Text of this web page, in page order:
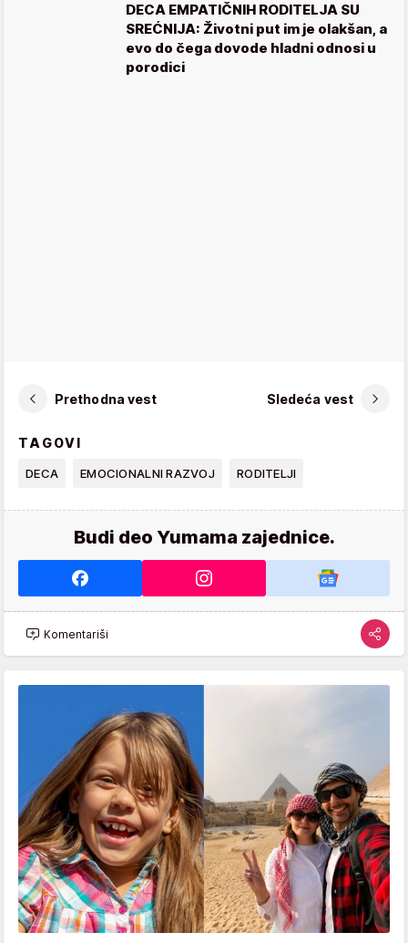
DECA EMPATIČNIH RODITELJA SU
SREĆNIJA: Životni put im je olakšan, a
evo do čega dovode hladni odnosi u
porodici
Prethodna vest Sledeća vest
TAGOVI
DECA EMOCIONALNI RAZVOJ RODITELJI
Budi deo Yumama zajednice.
Komentariši